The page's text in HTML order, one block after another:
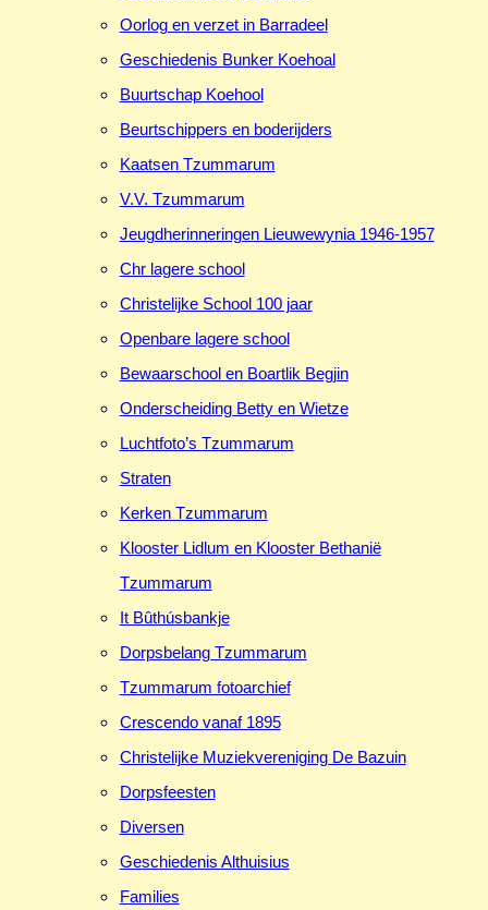
Oorlog en verzet in Barradeel
Geschiedenis Bunker Koehoal
Buurtschap Koehool
Beurtschippers en boderijders
Kaatsen Tzummarum
V.V. Tzummarum
Jeugdherinneringen Lieuwewynia 1946-1957
Chr lagere school
Christelijke School 100 jaar
Openbare lagere school
Bewaarschool en Boartlik Begjin
Onderscheiding Betty en Wietze
Luchtfoto’s Tzummarum
Straten
Kerken Tzummarum
Klooster Lidlum en Klooster Bethanië
Tzummarum
It Bûthúsbankje
Dorpsbelang Tzummarum
Tzummarum fotoarchief
Crescendo vanaf 1895
Christelijke Muziekvereniging De Bazuin
Dorpsfeesten
Diversen
Geschiedenis Althuisius
Families